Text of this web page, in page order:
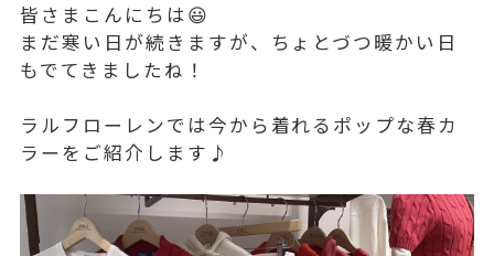
皆さまこんにちは😃
まだ寒い日が続きますが、ちょとづつ暖かい日
もでてきましたね！
ラルフローレンでは今から着れるポップな春カ
ラーをご紹介します♪